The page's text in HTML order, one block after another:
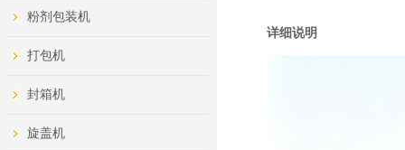
粉剂包装机
打包机
封箱机
旋盖机
详细说明